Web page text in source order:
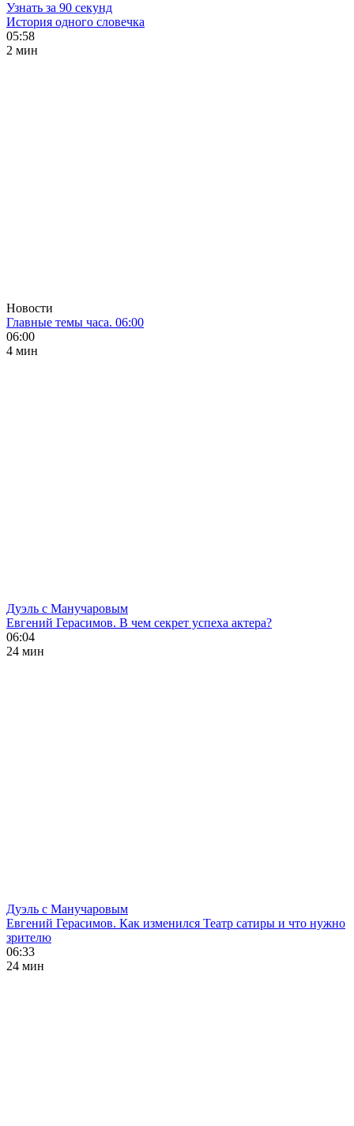
Узнать за 90 секунд
История одного словечка
05:58
2 мин
Новости
Главные темы часа. 06:00
06:00
4 мин
Дуэль с Манучаровым
Евгений Герасимов. В чем секрет успеха актера?
06:04
24 мин
Дуэль с Манучаровым
Евгений Герасимов. Как изменился Театр сатиры и что нужно
зрителю
06:33
24 мин